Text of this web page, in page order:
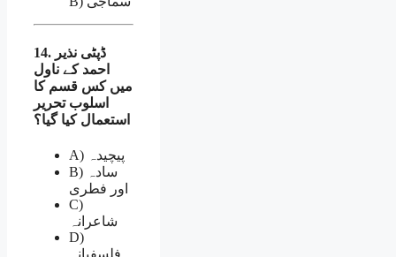
14. ڈپٹی نذیر
احمد کے ناول
میں کس قسم کا
اسلوب تحریر
استعمال کیا گیا؟
A) پیچیدہ
B) سادہ
اور فطری
C)
شاعرانہ
D)